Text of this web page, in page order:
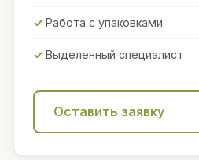
Работа с упаковками
Выделенный специалист
Оставить заявку